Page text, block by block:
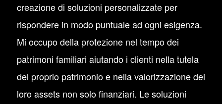
creazione di soluzioni personalizzate per
rispondere in modo puntuale ad ogni esigenza.
Mi occupo della protezione nel tempo dei
patrimoni familiari aiutando i clienti nella tutela
del proprio patrimonio e nella valorizzazione dei
loro assets non solo finanziari. Le soluzioni